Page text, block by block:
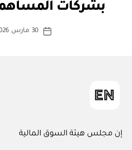
بشركات
كاتب
ة
تاريخ
30 مارس 2026
إن مجلس هيئة السوق المالية